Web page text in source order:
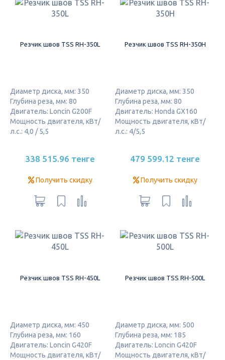
Резчик швов TSS RH-350L
Диаметр диска, мм: 350
Глубина реза, мм: 80
Двигатель: Loncin G200F
Мощность двигателя, кВт/
л.с.: 4,0 / 5,5
338 515.96 тенге
Получить скидку
Резчик швов TSS RH-350H
Диаметр диска, мм: 350
Глубина реза, мм: 80
Двигатель: Honda GX160
Мощность двигателя, кВт/
л.с.: 4/5,5
479 599.12 тенге
Получить скидку
Резчик швов TSS RH-450L
Диаметр диска, мм: 450
Глубина реза, мм: 160
Двигатель: Loncin G420F
Мощность двигателя, кВт/
Резчик швов TSS RH-500L
Диаметр диска, мм: 500
Глубина реза, мм: 185
Двигатель: Loncin G420F
Мощность двигателя, кВт/